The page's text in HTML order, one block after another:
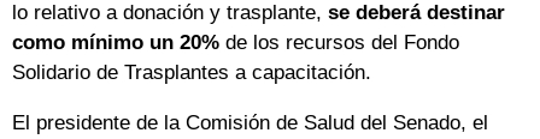
lo relativo a donación y trasplante, se deberá destinar
como mínimo un 20% de los recursos del Fondo
Solidario de Trasplantes a capacitación.
El presidente de la Comisión de Salud del Senado, el